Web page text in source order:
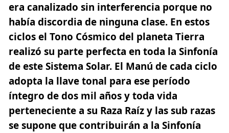
era canalizado sin interferencia porque no
había discordia de ninguna clase. En estos
ciclos el Tono Cósmico del planeta Tierra
realizó su parte perfecta en toda la Sinfonía
de este Sistema Solar. El Manú de cada ciclo
adopta la llave tonal para ese período
íntegro de dos mil años y toda vida
perteneciente a su Raza Raíz y las sub razas
se supone que contribuirán a la Sinfonía